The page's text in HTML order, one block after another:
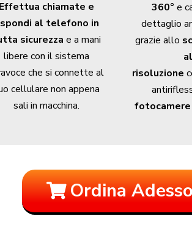
Effettua chiamate e
al telefono in
sicurezza e a mani
libere con il sistema
che si connette al
cellulare non appena
sali in macchina.
360° e
dettaglio
grazie allo
risoluzione
fotocamere
Ordina